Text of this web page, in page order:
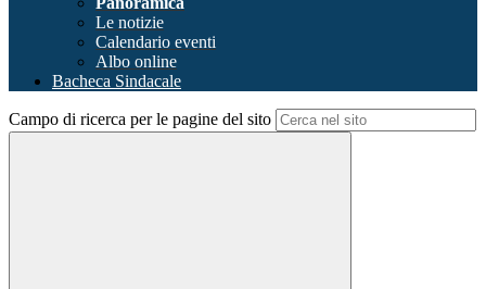
Le notizie
Calendario eventi
Albo online
Bacheca Sindacale
Campo di ricerca per le pagine del sito